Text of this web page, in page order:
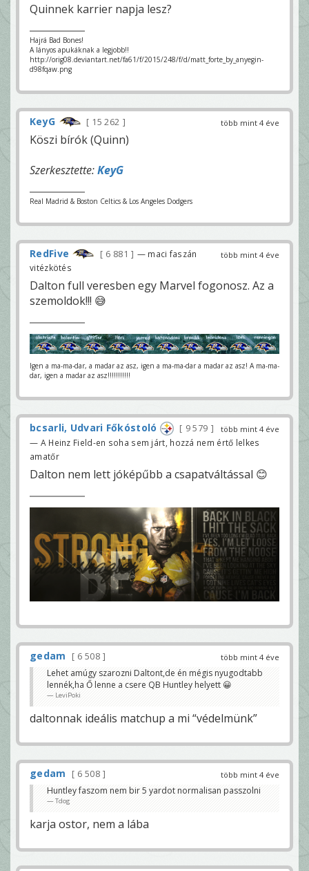
Quinnek karrier napja lesz?
Hajrá Bad Bones!
A lányos apukáknak a legjobb!!
http://orig08.deviantart.net/fa61/f/2015/248/f/d/matt_forte_by_anyegin-
d98fqaw.png
több mint 4 éve
KeyG 15 262
Köszi bírók (Quinn)
Szerkesztette:KeyG
Real Madrid & Boston Celtics & Los Angeles Dodgers
több mint 4 éve
RedFive 6 881
— maci faszán
vitézkötés
Dalton full veresben egy Marvel fogonosz. Az a
szemoldok!!! 😅
Igen a ma-ma-dar, a madar az asz, igen a ma-ma-dar a madar az asz! A ma-ma-
dar, igen a madar az asz!!!!!!!!!!!
több mint 4 éve
bcsarli, Udvari Főkóstoló 9 579
— A Heinz Field-en soha sem járt, hozzá nem értő lelkes
amatőr
Dalton nem lett jóképűbb a csapatváltással 😊
több mint 4 éve
gedam
6 508
Lehet amúgy szarozni Daltont,de én mégis nyugodtabb
lennék,ha Ő lenne a csere QB Huntley helyett 😀
LeviPoki
daltonnak ideális matchup a mi “védelmünk”
több mint 4 éve
gedam
6 508
Huntley faszom nem bir 5 yardot normalisan passzolni
Tdog
karja ostor, nem a lába